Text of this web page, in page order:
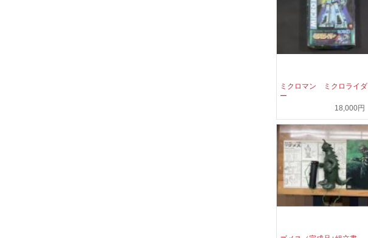
ミクロマン ミクロライダ
ー
18,000円